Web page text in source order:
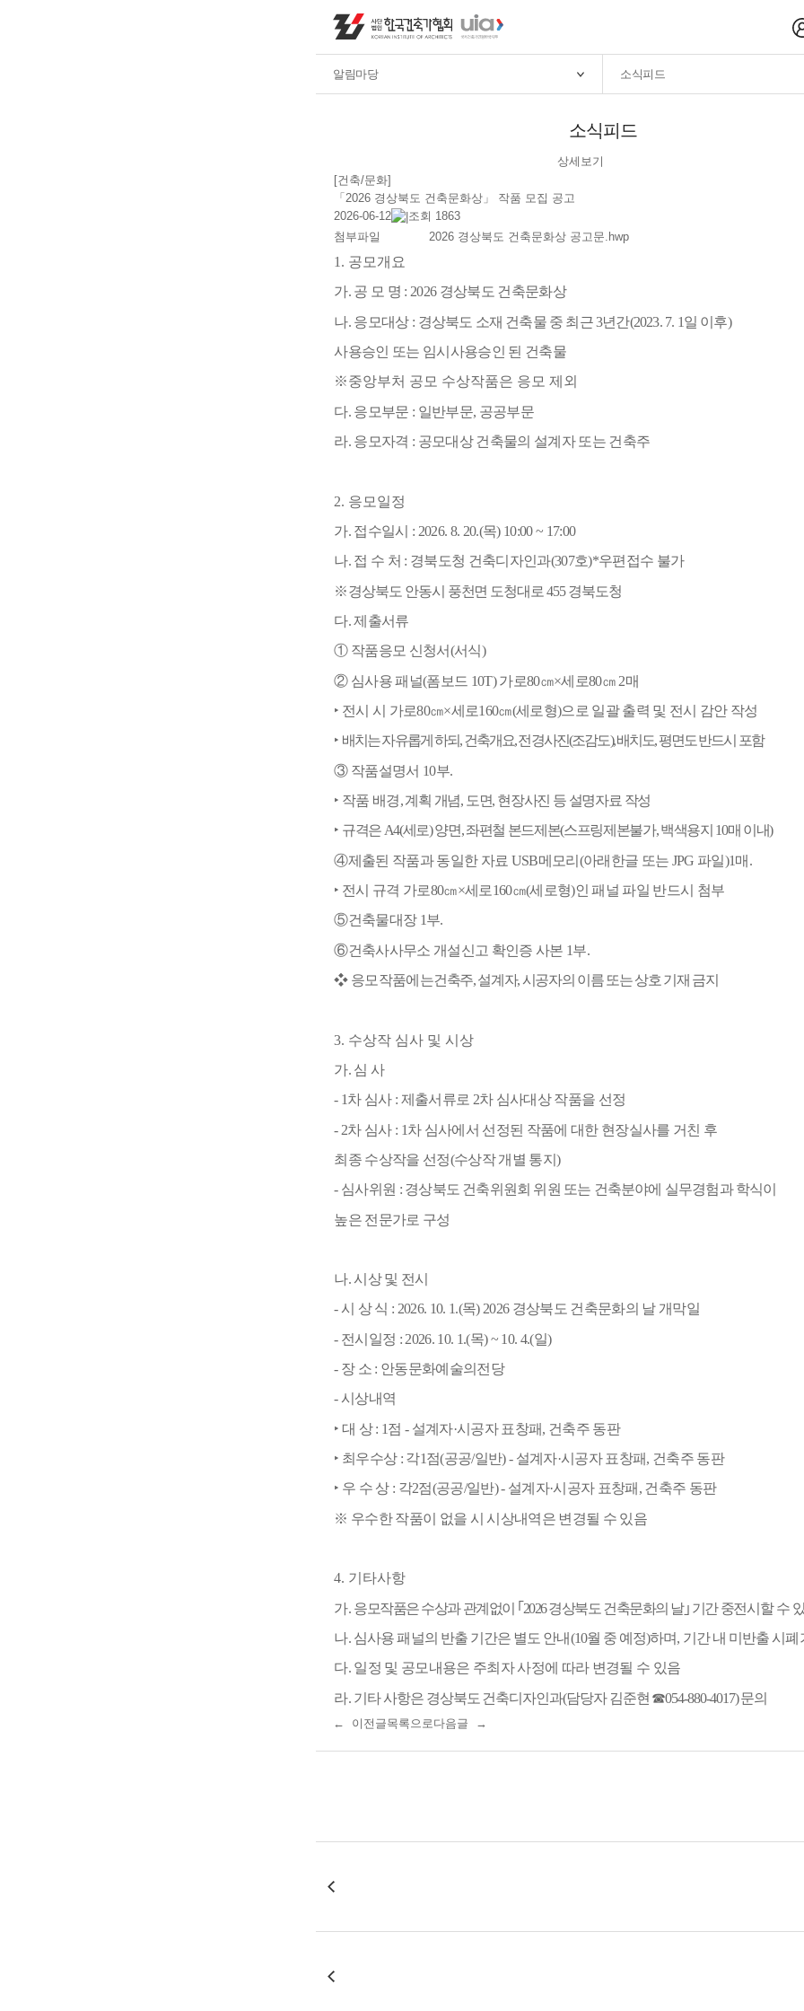
알림마당 소식피드
소식피드
상세보기
[건축/문화]
「2026 경상북도 건축문화상」 작품 모집 공고
2026-06-12
조회 1863
첨부파일
2026 경상북도 건축문화상 공고문.hwp
1. 공모개요
가. 공 모 명 : 2026 경상북도 건축문화상
나. 응모대상 : 경상북도 소재 건축물 중 최근3년간(2023. 7. 1일 이후)
사용승인 또는 임시사용승인 된 건축물
※중앙부처 공모 수상작품은 응모 제외
다. 응모부문 : 일반부문, 공공부문
라. 응모자격 : 공모대상 건축물의 설계자 또는 건축주
2. 응모일정
가. 접수일시 : 2026. 8. 20.(목) 10:00 ~ 17:00
나. 접 수 처 : 경북도청 건축디자인과(307호)*우편접수 불가
※경상북도 안동시 풍천면 도청대로 455경북도청
다.제출서류
① 작품응모 신청서(서식)
② 심사용 패널(폼보드 10T)가로80㎝×세로80㎝ 2매
‣ 전시 시 가로80㎝×세로160㎝(세로형)으로 일괄 출력 및 전시 감안 작성
‣ 배치는 자유롭게 하되,건축개요,전경사진(조감도),배치도,평면도 반드시 포함
③ 작품설명서 10부.
‣ 작품 배경,계획 개념, 도면, 현장사진 등 설명자료 작성
‣ 규격은 A4(세로)양면,좌편철 본드제본(스프링제본불가,백색용지 10매 이내)
④제출된 작품과 동일한 자료 USB메모리 (아래한글 또는 JPG 파일)1매 .
‣ 전시 규격 가로80㎝×세로160㎝(세로형)인 패널 파일 반드시 첨부
⑤건축물대장 1부.
⑥건축사사무소 개설신고 확인증 사본 1부.
❖ 응모작품에는건축주,설계자,시공자의 이름 또는 상호 기재 금지
3. 수상작 심사 및 시상
가. 심 사
- 1차 심사 : 제출서류로 2차 심사대상 작품을 선정
- 2차 심사 : 1차 심사에서 선정된 작품에 대한 현장실사를 거친 후
최종 수상작을 선정(수상작 개별 통지 )
- 심사위원 : 경상북도 건축위원회 위원 또는 건축분야에 실무경험과 학식이
높은 전문가로 구성
나.시상 및 전시
-시 상 식 : 2026. 10. 1.(목) 2026 경상북도 건축문화의 날 개막일
- 전시일정 : 2026. 10. 1.(목) ~ 10. 4.(일)
- 장 소 : 안동문화예술의전당
-시상내역
‣ 대 상: 1점 - 설계자·시공자 표창패, 건축주 동판
‣ 최우수상 : 각1점(공공/일반) - 설계자·시공자 표창패, 건축주 동판
‣ 우 수 상 : 각2점(공공/일반) - 설계자·시공자 표창패 , 건축주 동판
※ 우수한 작품이 없을 시 시상내역은 변경될 수 있음
4. 기타사항
가. 응모작품은 수상과 관계없이 ｢ 2026경상북도 건축문화의 날｣ 기간 중전시할 수
나. 심사용 패널의 반출 기간은 별도 안내(10월 중 예정)하며, 기간 내 미반출 시폐
다. 일정 및 공모내용은 주최자 사정에 따라 변경될 수 있음
라. 기타 사항은 경상북도 건축디자인과(담당자 김준현 ☎054-880-4017)문의
← 이전글목록으로다음글 →